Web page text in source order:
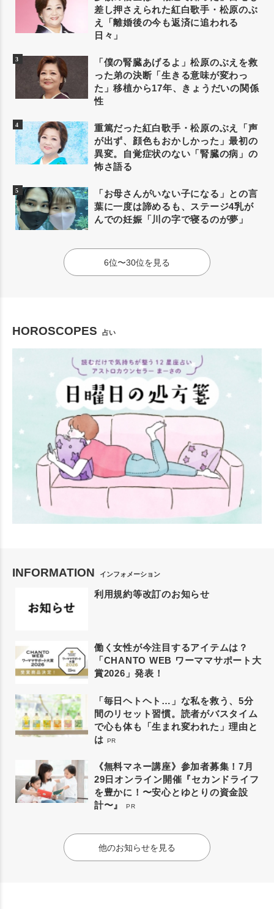
差し押さえられた紅白歌手・松原のぶ
え「離婚後の今も返済に追われる
日々」
「僕の腎臓あげるよ」松原のぶえを救
った弟の決断「生きる意味が変わっ
た」移植から17年、きょうだいの関係
性
重篤だった紅白歌手・松原のぶえ「声
が出ず、顔色もおかしかった」最初の
異変。自覚症状のない「腎臓の病」の
怖さ語る
「お母さんがいない子になる」との言
葉に一度は諦めるも、ステージ4乳が
んでの妊娠「川の字で寝るのが夢」
6位〜30位を見る
HOROSCOPES 占い
INFORMATION インフォメーション
利用規約等改訂のお知らせ
働く女性が今注目するアイテムは？
「CHANTO WEB ワーママサポート大
賞2026」発表！
「毎日ヘトヘト…」な私を救う、5分
間のリセット習慣。読者がバスタイム
で心も体も「生まれ変われた」理由と
は PR
《無料マネー講座》参加者募集！7月
29日オンライン開催『セカンドライフ
を豊かに！〜安心とゆとりの資金設
計〜』
PR
他のお知らせを見る